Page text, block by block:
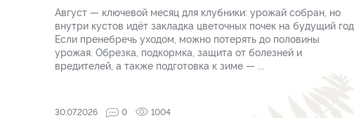
Август — ключевой месяц для клубники: урожай собран, но
внутри кустов идёт закладка цветочных почек на будущий год.
Если пренебречь уходом, можно потерять до половины
урожая. Обрезка, подкормка, защита от болезней и
вредителей, а также подготовка к зиме — ...
30.07.2026 0 1004